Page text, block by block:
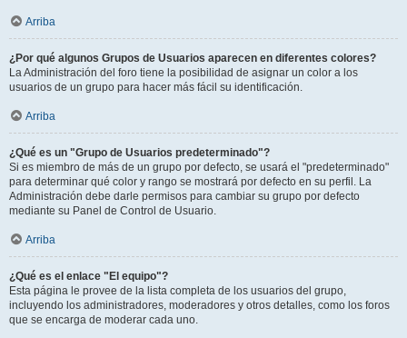
Arriba
¿Por qué algunos Grupos de Usuarios aparecen en diferentes colores?
La Administración del foro tiene la posibilidad de asignar un color a los
usuarios de un grupo para hacer más fácil su identificación.
Arriba
¿Qué es un "Grupo de Usuarios predeterminado"?
Si es miembro de más de un grupo por defecto, se usará el "predeterminado"
para determinar qué color y rango se mostrará por defecto en su perfil. La
Administración debe darle permisos para cambiar su grupo por defecto
mediante su Panel de Control de Usuario.
Arriba
¿Qué es el enlace "El equipo"?
Esta página le provee de la lista completa de los usuarios del grupo,
incluyendo los administradores, moderadores y otros detalles, como los foros
que se encarga de moderar cada uno.